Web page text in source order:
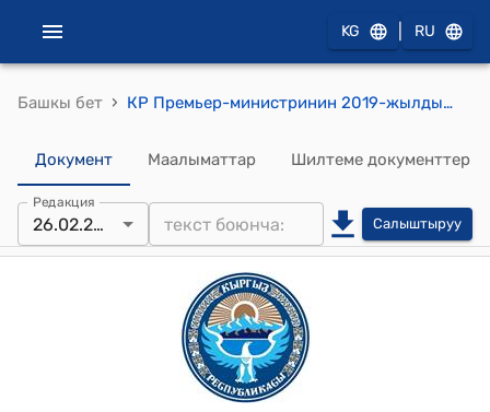
KG RU
Башкы бет › КР Премьер-министринин 2019-жылдын 26-февралындагы № 101 "Н.А.Шаршеналиев жөнуңдө" буйругу
Документ Маалыматтар Шилтеме документтер
Редакция
26.02.2019 Салыштыруу